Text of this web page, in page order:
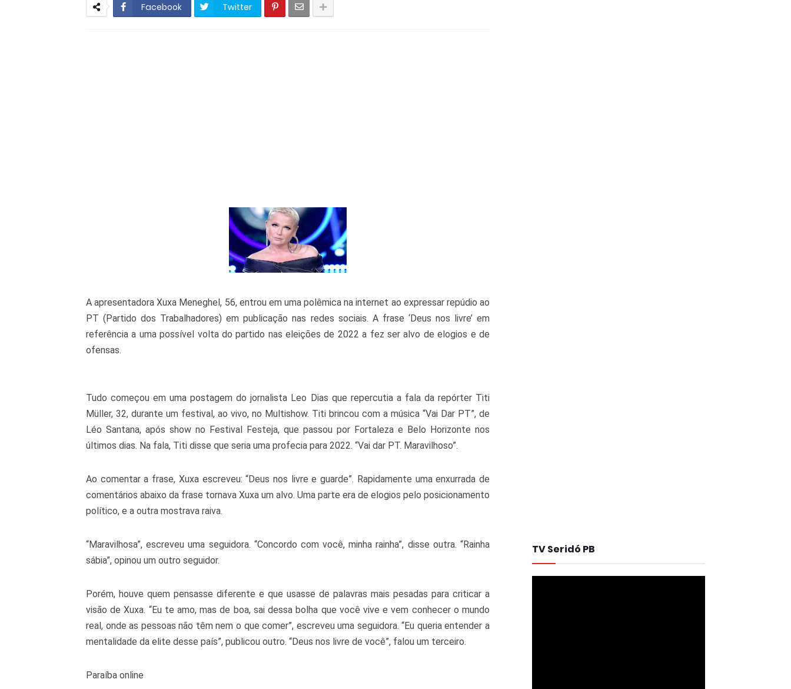
Resultado Mega da Virada 2025: veja os números sorteados para o prêmio de mais de R$ 1 bilhão
Facebook Twitter
A apresentadora Xuxa Meneghel, 56, entrou em uma polêmica na internet ao expressar repúdio ao
PT (Partido dos Trabalhadores) em publicação nas redes sociais. A frase ‘Deus nos livre’ em
referência a uma possível volta do partido nas eleições de 2022 a fez ser alvo de elogios e de
ofensas.
Tudo começou em uma postagem do jornalista Leo Dias que repercutia a fala da repórter Titi
Müller, 32, durante um festival, ao vivo, no Multishow. Titi brincou com a música “Vai Dar PT”, de
Léo Santana, após show no Festival Festeja, que passou por Fortaleza e Belo Horizonte nos
últimos dias. Na fala, Titi disse que seria uma profecia para 2022. “Vai dar PT. Maravilhoso”.
Ao comentar a frase, Xuxa escreveu: “Deus nos livre e guarde”. Rapidamente uma enxurrada de
comentários abaixo da frase tornava Xuxa um alvo. Uma parte era de elogios pelo posicionamento
político, e a outra mostrava raiva.
“Maravilhosa”, escreveu uma seguidora. “Concordo com você, minha rainha”, disse outra. “Rainha
sábia”, opinou um outro seguidor.
Porém, houve quem pensasse diferente e que usasse de palavras mais pesadas para criticar a
visão de Xuxa. “Eu te amo, mas de boa, sai dessa bolha que você vive e vem conhecer o mundo
real, onde as pessoas não têm nem o que comer”, escreveu uma seguidora. “Eu queria entender a
mentalidade da elite desse país”, publicou outro. “Deus nos livre de você”, falou um terceiro.
Paraíba online
TV Seridó PB